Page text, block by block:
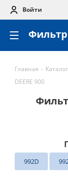
Войти
Главная - Каталог
DEERE 900
992D